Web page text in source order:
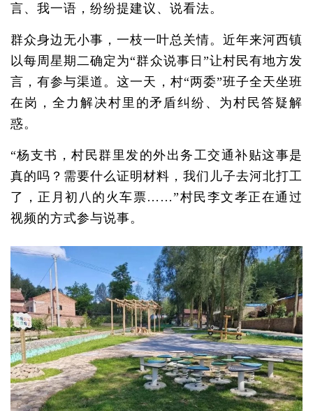
言、我一语，纷纷提建议、说看法。
群众身边无小事，一枝一叶总关情。近年来河西镇
以每周星期二确定为“群众说事日”让村民有地方发
言，有参与渠道。这一天，村“两委”班子全天坐班
在岗，全力解决村里的矛盾纠纷、为村民答疑解
惑。
“杨支书，村民群里发的外出务工交通补贴这事是
真的吗？需要什么证明材料，我们儿子去河北打工
了，正月初八的火车票……”村民李文孝正在通过
视频的方式参与说事。